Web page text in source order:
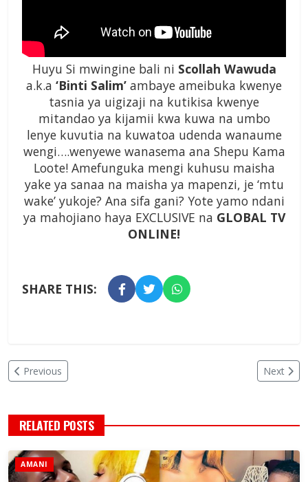
Huyu Si mwingine bali ni Scollah Wawuda
a.k.a ‘Binti Salim’ ambaye ameibuka kwenye
tasnia ya uigizaji na kutikisa kwenye
mitandao ya kijamii kwa kuwa na umbo
lenye kuvutia na kuwatoa udenda wanaume
wengi….wenyewe wanasema ana Shepu Kama
Loote! Amefunguka mengi kuhusu maisha
yake ya sanaa na maisha ya mapenzi, je ‘mtu
wake’ yukoje? Ana sifa gani? Yote yamo ndani
ya mahojiano haya EXCLUSIVE na GLOBAL TV
ONLINE!
SHARE THIS:
Previous Next
RELATED POSTS
AMANI